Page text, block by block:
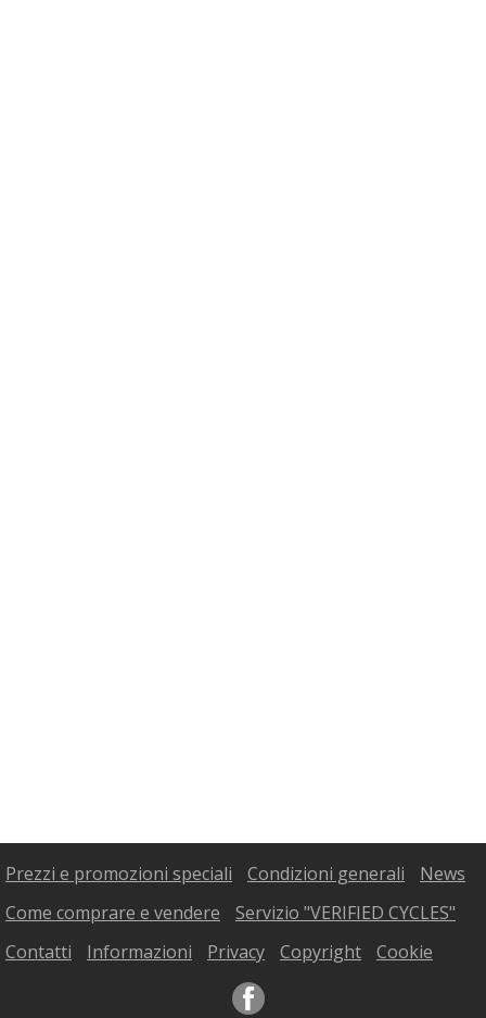
Prezzi e promozioni speciali Condizioni generali
News
Come comprare e vendere
Servizio "VERIFIED CYCLES"
Contatti
Informazioni Privacy Copyright Cookie